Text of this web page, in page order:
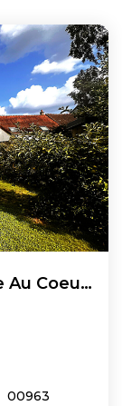
Charmante Maison De Charme Au Coeur De Coye La Foret De 145...
00963